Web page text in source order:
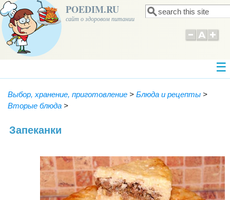
POEDIM.RU
сайт о здоровом питании Форма поиска
Поиск
Выбор, хранение, приготовление > Блюда и рецепты >
Вторые блюда >
Запеканки